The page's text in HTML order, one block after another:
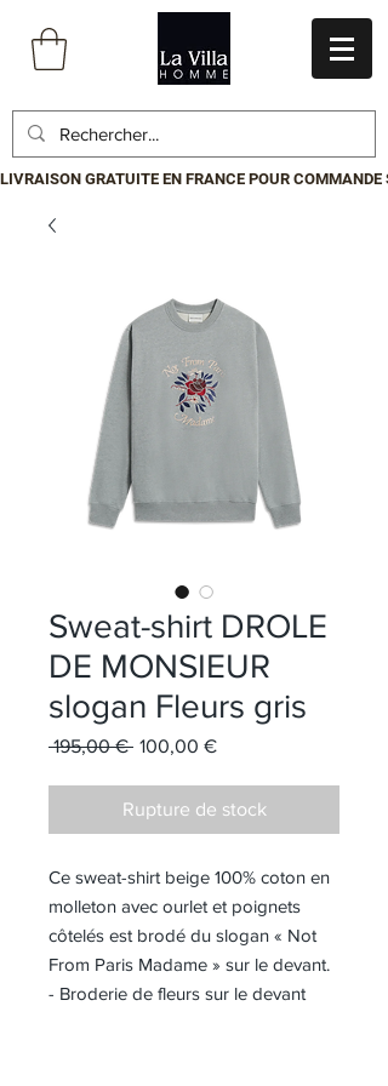
LIVRAISON GRATUITE EN FRANCE POUR
Sweat-shirt DROLE
DE MONSIEUR
slogan Fleurs gris
195,00 € Prix original
100,00 €Prix promotionnel
Rupture de stock
Ce sweat-shirt beige 100% coton en
molleton avec ourlet et poignets
côtelés est brodé du slogan « Not
From Paris Madame » sur le devant.
- Broderie de fleurs sur le devant